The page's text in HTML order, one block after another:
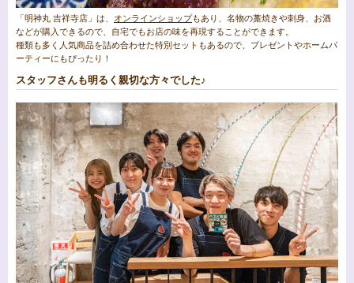
「明神丸 吉祥寺店」は、 オンラインショップもあり、名物の藁焼きや刺身、お酒
などが購入できるので、自宅でもお店の味を再現することができます。
種類も多く人気商品を詰め合わせた特別セットもあるので、プレゼントやホームパ
ーティーにもぴったり！
スタッフさんも明るく親切な方々でした♪